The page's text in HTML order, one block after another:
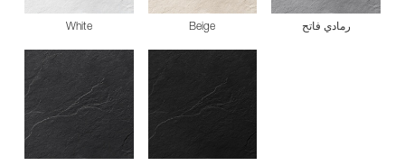
White Beige رمادي فاتح